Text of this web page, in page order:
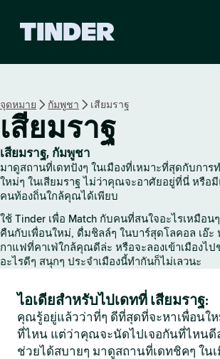
ก
d
e
จุดหมาย กัมพูชา เสียมราฐ
เสียมราฐ
เสียมราฐ, กัมพูชา
มาดูสถานที่เดทปังๆ ในเมืองที่เหมาะที่สุดกับการ
ใหม่ๆ ในเสียมราฐ ไม่ว่าคุณจะอาศัยอยู่ที่นี่ หรือ
คนท้องถิ่นใกล้คุณได้เพียบ
ใช้ Tinder เพื่อ Match กับคนที่สนใจอะไรเหมือน
คืนกับเพื่อนใหม่, ดื่มชิลล์ๆ ในบาร์สุดโลคอล เอ๊ะ
กาแฟที่คาเฟ่ใกล้คุณดีล่ะ หรือจะลองเข้าเมืองไ
อะไรดีๆ สนุกๆ ประจำเมืองนี้ทำกันก็ไม่เลวนะ
ไอเดียสำหรับไปเดทที่ เสียมราฐ:
คุณรู้อยู่แล้วว่าที่ๆ ดีที่สุดที่จะหาเพื่อนใ
ที่ไหน แต่ว่าคุณจะนัดไปเจอกันที่ไหนดีล่
ช่วยได้สบายๆ มาดูสถานที่เดทชิคๆ ใน